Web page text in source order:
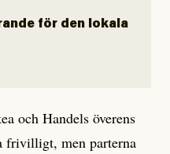
för den lokala
och Handels överens
frivilligt, men parterna